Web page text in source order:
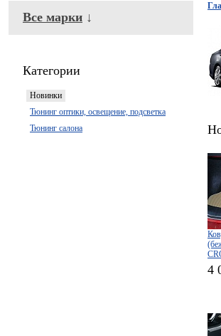
Все марки ↓
Категории
Новинки
Тюнинг оптики, освещение, подсветка
Тюнинг салона
4